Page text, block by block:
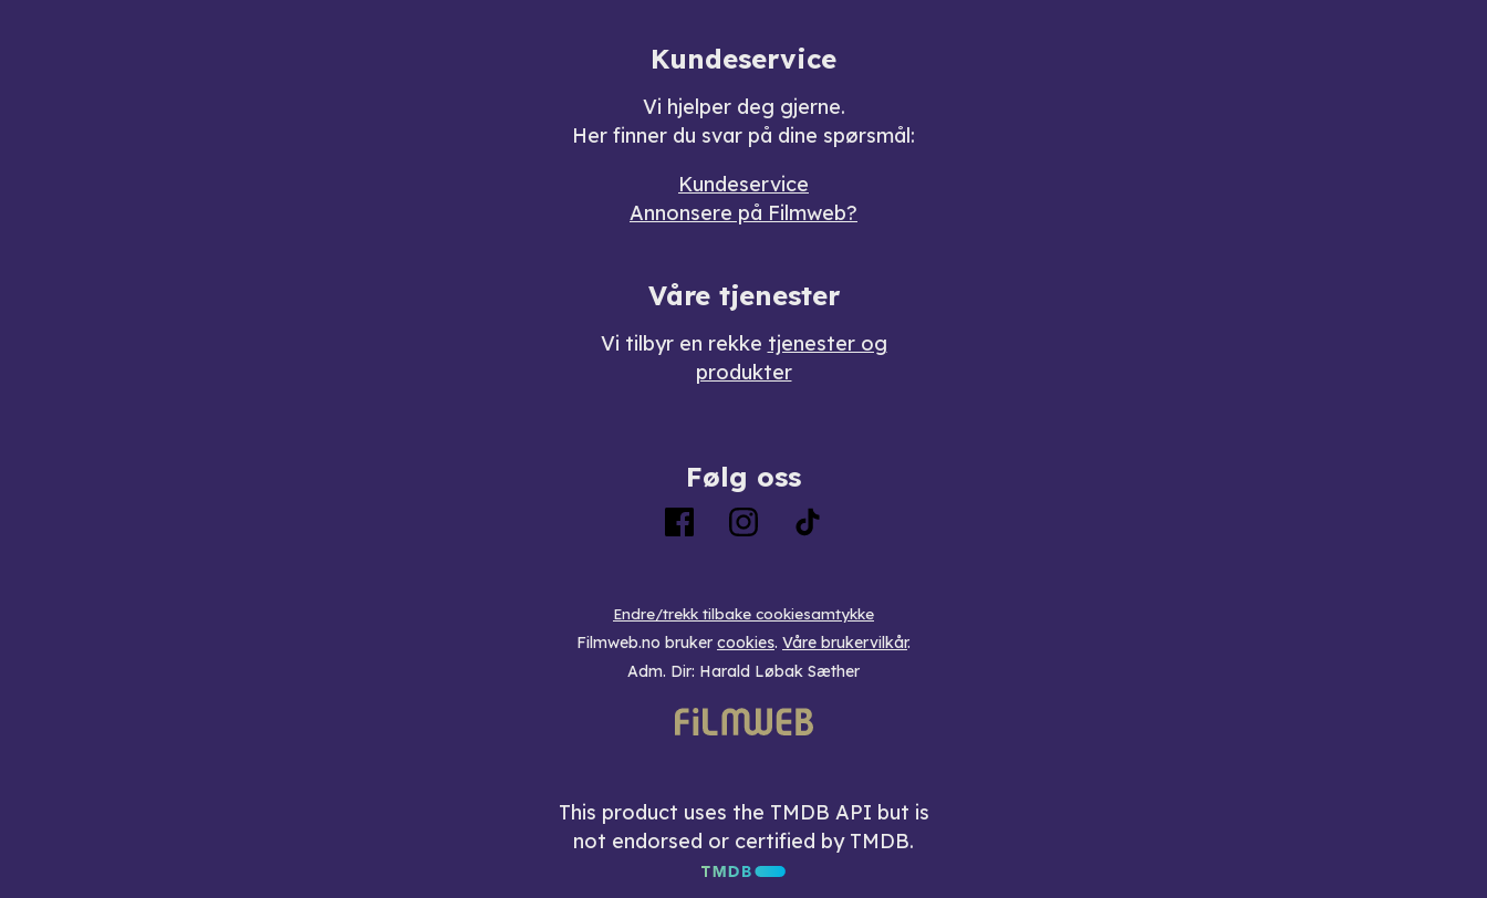
Kundeservice
Vi hjelper deg gjerne.
Her finner du svar på dine spørsmål:
Kundeservice
Annonsere på Filmweb?
Våre tjenester
Vi tilbyr en rekke tjenester og
produkter
Følg oss
Endre/trekk tilbake cookiesamtykke
Filmweb.no bruker cookies. Våre brukervilkår.
Adm. Dir: Harald Løbak Sæther
This product uses the TMDB API but is
not endorsed or certified by TMDB.